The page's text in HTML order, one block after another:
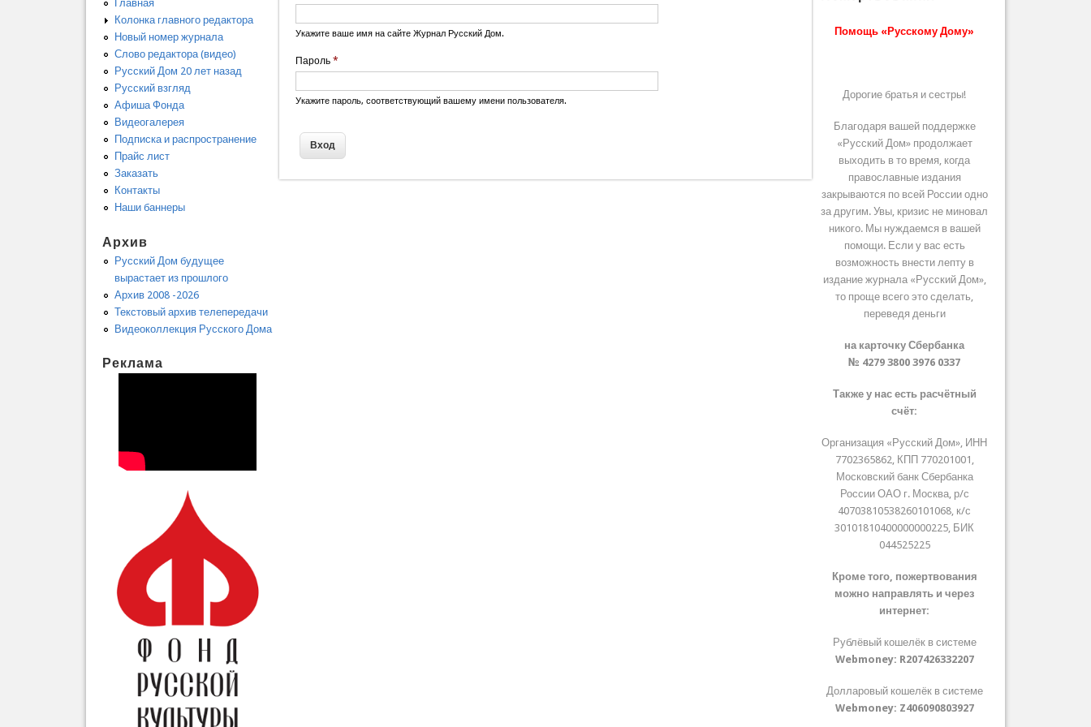
Укажите ваше имя на сайте Журнал Русский Дом.
Пароль*
Укажите пароль, соответствующий вашему имени пользователя.
Главная
Колонка главного редактора
Новый номер журнала
Слово редактора (видео)
Русский Дом 20 лет назад
Русский взгляд
Афиша Фонда
Видеогалерея
Подписка и распространение
Прайс лист
Заказать
Контакты
Наши баннеры
Архив
Русский Дом будущее
вырастает из прошлого
Архив 2008 -2026
Текстовый архив телепередачи
Видеоколлекция Русского Дома
Реклама
Помощь «Русскому Дому»
Дорогие братья и сестры!
Благодаря вашей поддержке
«Русский Дом» продолжает
выходить в то время, когда
православные издания
закрываются по всей России одно
за другим. Увы, кризис не миновал
никого. Мы нуждаемся в вашей
помощи. Если у вас есть
возможность внести лепту в
издание журнала «Русский Дом»,
то проще всего это сделать,
переведя деньги
на карточку Сбербанка
№ 4279 3800 3976 0337
Также у нас есть расчётный
счёт:
Организация «Русский Дом», ИНН
7702365862, КПП 770201001,
Московский банк Сбербанка
России ОАО г. Москва, р/с
40703810538260101068, к/с
30101810400000000225, БИК
044525225
Кроме того, пожертвования
можно направлять и через
интернет:
Рублёвый кошелёк в системе
Webmoney: R207426332207
Долларовый кошелёк в системе
Webmoney: Z406090803927